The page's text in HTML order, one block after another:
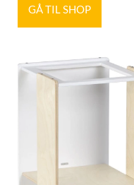
GÅ TIL SHOP